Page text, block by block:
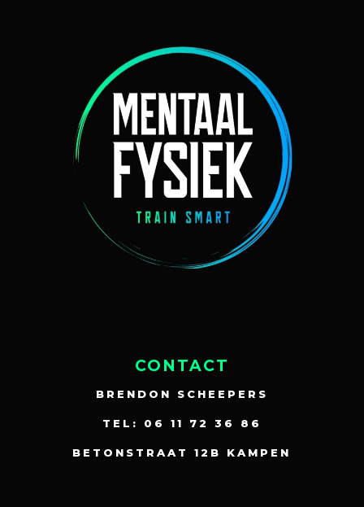
CONTACT
BRENDON SCHEEPERS
TEL: 06 11 72 36 86
BETONSTRAAT 12B KAMPEN